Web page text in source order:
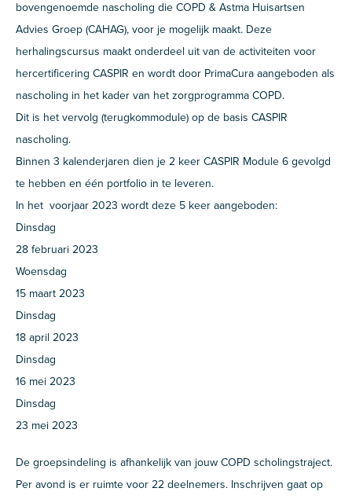
bovengenoemde nascholing die COPD & Astma Huisartsen
Advies Groep (CAHAG), voor je mogelijk maakt. Deze
herhalingscursus maakt onderdeel uit van de activiteiten voor
hercertificering CASPIR en wordt door PrimaCura aangeboden als
nascholing in het kader van het zorgprogramma COPD.
Dit is het vervolg (terugkommodule) op de basis CASPIR
nascholing.
Binnen 3 kalenderjaren dien je 2 keer CASPIR Module 6 gevolgd
te hebben en één portfolio in te leveren.
In het voorjaar 2023 wordt deze 5 keer aangeboden:
Dinsdag
28 februari 2023
Woensdag
15 maart 2023
Dinsdag
18 april 2023
Dinsdag
16 mei 2023
Dinsdag
23 mei 2023
De groepsindeling is afhankelijk van jouw COPD scholingstraject.
Per avond is er ruimte voor 22 deelnemers. Inschrijven gaat op